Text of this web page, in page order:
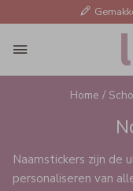
Home /
Naamstickers zijn de
personaliseren van